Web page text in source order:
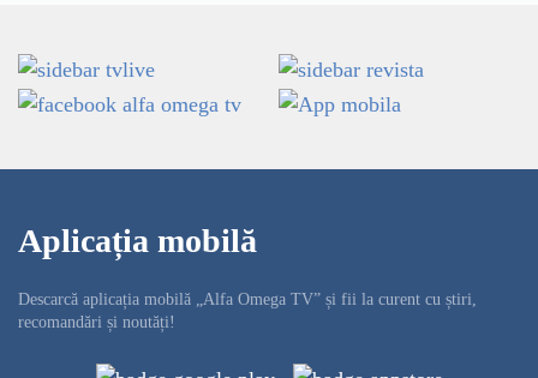
Aplicația mobilă
Descarcă aplicația mobilă „Alfa Omega TV” și fii la curent cu știri,
recomandări și noutăți!